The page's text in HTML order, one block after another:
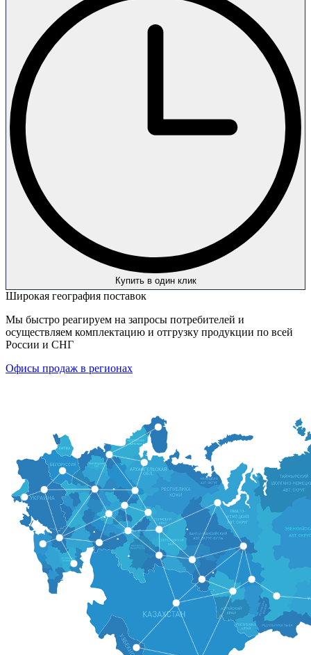
Купить в один клик
Широкая география поставок
Мы быстро реагируем на запросы потребителей и
осуществляем комплектацию и отгрузку продукции по всей
России и СНГ
Офисы продаж в регионах